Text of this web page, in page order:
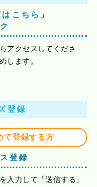
こちら」
アクセスしてくださ
します。
登録
て登録する方
登録
入力して「送信する」